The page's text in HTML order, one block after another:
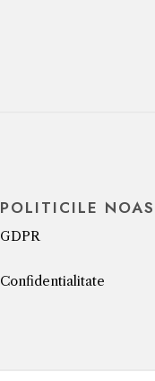
POLITICILE
GDPR
Confidentialitate